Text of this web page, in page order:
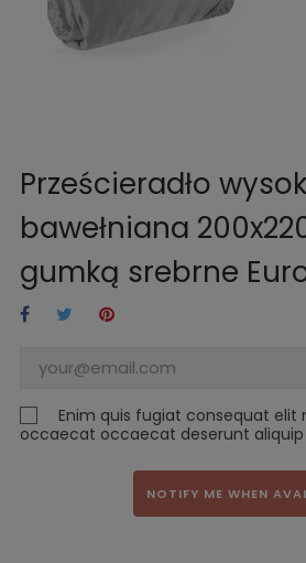
Prześcieradło
bawełniana
gumką srebrne
Enim quis fugiat consequat elit
occaecat occaecat deserunt aliquip
NOTIFY ME WHEN